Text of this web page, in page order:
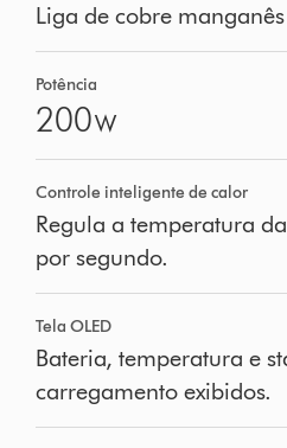
Liga de cobre manganês
Potência
200W
Controle inteligente de calor
Regula a temperatura
por segundo.
Tela OLED
Bateria, temperatura e
carregamento exibidos.